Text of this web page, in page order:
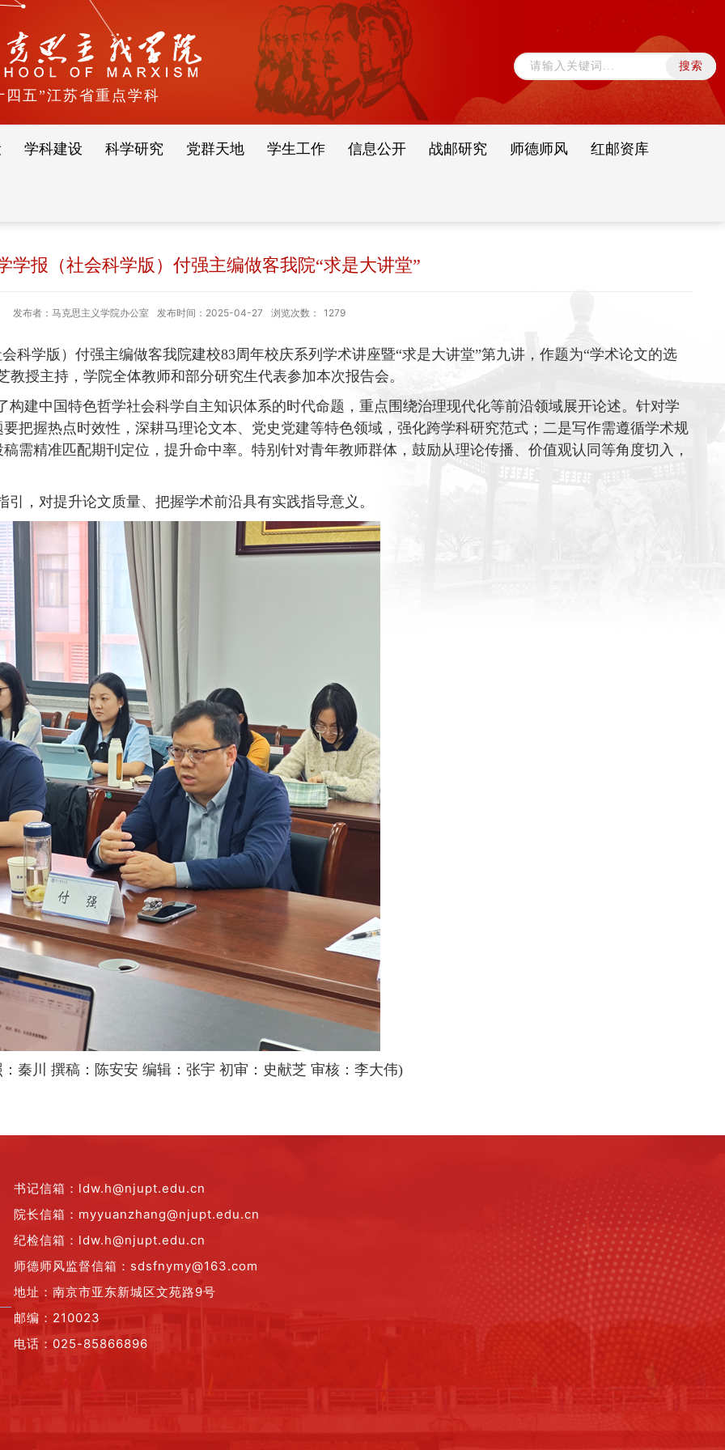
四五”江苏省重点学科
学科建设 科学研究 党群天地 学生工作 信息公开 战邮研究 师德师风 红邮资库
学报（社会科学版）付强主编做客我院“求是大讲堂”
发布者：马克思主义学院办公室 发布时间：2025-04-27 浏览次数： 1279
科学版）付强主编做客我院建校83周年校庆系列学术讲座暨“求是大讲堂”第九讲，作题为“学术论文的选
授主持，学院全体教师和部分研究生代表参加本次报告会。
建中国特色哲学社会科学自主知识体系的时代命题，重点围绕治理现代化等前沿领域展开论述。针对学
把握热点时效性，深耕马理论文本、党史党建等特色领域，强化跨学科研究范式；二是写作需遵循学术规
需精准匹配期刊定位，提升命中率。特别针对青年教师群体，鼓励从理论传播、价值观认同等角度切入，
，对提升论文质量、把握学术前沿具有实践指导意义。
秦川 撰稿：陈安安 编辑：张宇 初审：史献芝 审核：李大伟)
书记信箱：ldw.h@njupt.edu.cn
院长信箱：myyuanzhang@njupt.edu.cn
纪检信箱：ldw.h@njupt.edu.cn
师德师风监督信箱：sdsfnymy@163.com
地址：南京市亚东新城区文苑路9号
邮编：210023
电话：025-85866896